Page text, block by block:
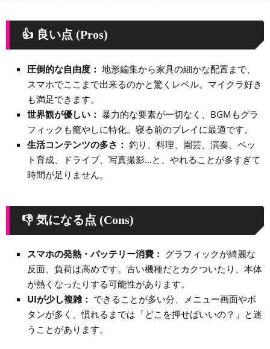
👍 良い点 (Pros)
圧倒的な自由度： 地形編集から家具の細かな配置まで、
スマホでここまで出来るのかと驚くレベル。マイクラ好き
も満足できます。
世界観が優しい： 暴力的な要素が一切なく、BGMもグラ
フィックも癒やしに特化。寝る前のプレイに最適です。
生活コンテンツの多さ： 釣り、料理、園芸、演奏、ペッ
ト育成、ドライブ、写真撮影…と、やれることが多すぎて
時間が足りません。
👎 気になる点 (Cons)
スマホの発熱・バッテリー消費： グラフィックが綺麗な
反面、負荷は高めです。古い機種だとカクついたり、本体
が熱くなったりする可能性があります。
UIが少し複雑： できることが多い分、メニュー画面やボ
タンが多く、慣れるまでは「どこを押せばいいの？」と迷
うことがあります。